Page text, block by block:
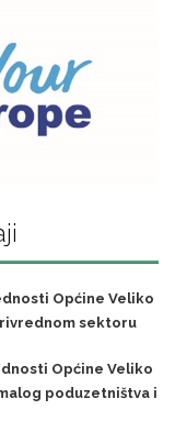
Općine Veliko
sektoru
Općine Veliko
poduzetništva i